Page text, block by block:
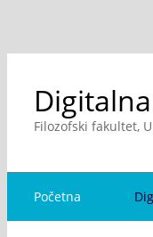
Filozofski fakultet,
Početna